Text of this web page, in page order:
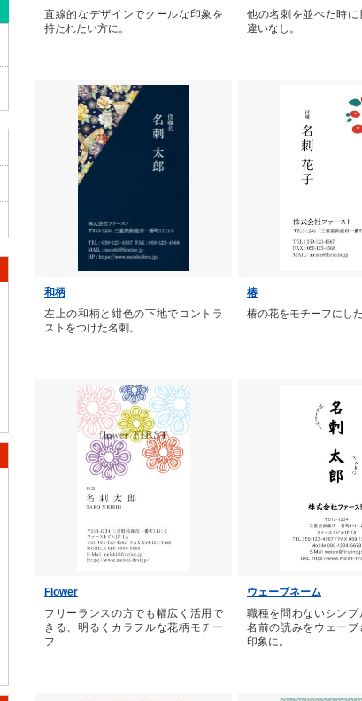
直線的なデザインでクールな印象を
持たれたい方に。
他の名刺を並べた時に
違いなし。
和柄
左上の和柄と紺色の下地でコントラ
ストをつけた名刺。
椿
椿の花をモチーフにし
Flower
フリーランスの方でも幅広く活用で
きる、明るくカラフルな花柄モチー
フ
ウェーブネーム
職種を問わないシンプ
名前の読みをウェーブ
印象に。